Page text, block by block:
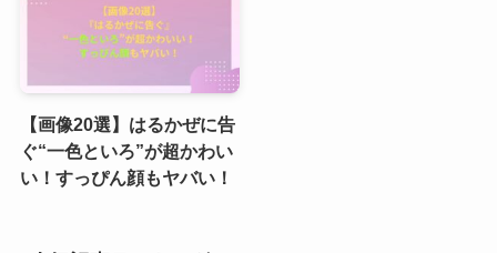
【画像20選】はるかぜに告
ぐ“一色といろ”が超かわい
い！すっぴん顔もヤバい！